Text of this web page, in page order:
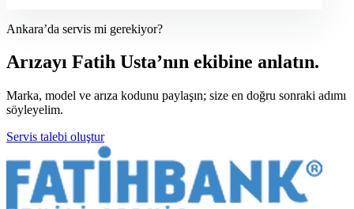
Ankara’da servis mi gerekiyor?
Arızayı Fatih Usta’nın ekibine anlatın.
Marka, model ve arıza kodunu paylaşın; size en doğru sonraki adımı
söyleyelim.
Servis talebi oluştur